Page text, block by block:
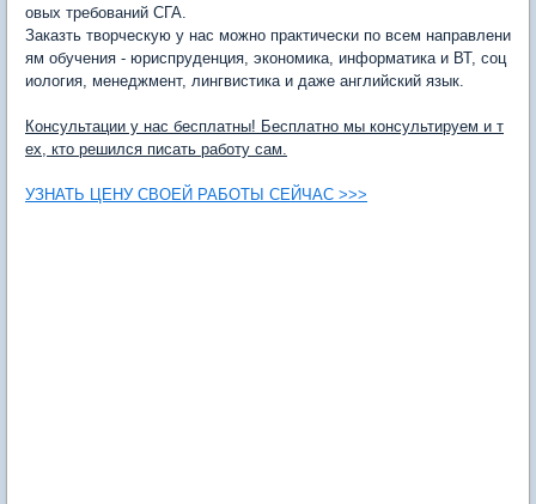
овых требований СГА.
Заказть творческую у нас можно практически по всем направлени
ям обучения - юриспруденция, экономика, информатика и ВТ, соц
иология, менеджмент, лингвистика и даже английский язык.
Консультации у нас бесплатны! Бесплатно мы консультируем и т
ех, кто решился писать работу сам.
УЗНАТЬ ЦЕНУ СВОЕЙ РАБОТЫ СЕЙЧАС >>>